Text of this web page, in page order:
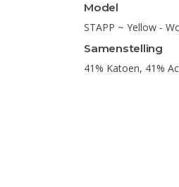
Model
STAPP ~ Yellow -
Samenstelling
41% Katoen, 41%